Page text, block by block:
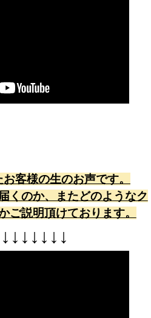
客様の生のお声です。
くのか、またどのようなク
ご説明頂けております。
↓ ↓ ↓ ↓ ↓ ↓ ↓